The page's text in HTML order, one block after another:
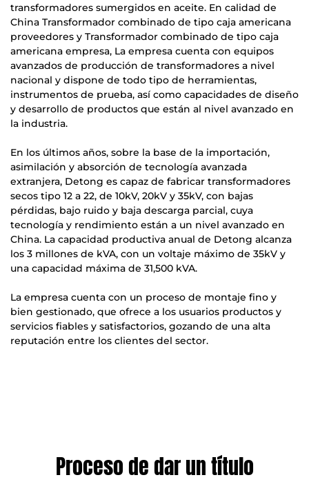
transformadores sumergidos en aceite. En calidad de
China Transformador combinado de tipo caja americana
proveedores y Transformador combinado de tipo caja
americana empresa, La empresa cuenta con equipos
avanzados de producción de transformadores a nivel
nacional y dispone de todo tipo de herramientas,
instrumentos de prueba, así como capacidades de diseño
y desarrollo de productos que están al nivel avanzado en
la industria.
En los últimos años, sobre la base de la importación,
asimilación y absorción de tecnología avanzada
extranjera, Detong es capaz de fabricar transformadores
secos tipo 12 a 22, de 10kV, 20kV y 35kV, con bajas
pérdidas, bajo ruido y baja descarga parcial, cuya
tecnología y rendimiento están a un nivel avanzado en
China. La capacidad productiva anual de Detong alcanza
los 3 millones de kVA, con un voltaje máximo de 35kV y
una capacidad máxima de 31,500 kVA.
La empresa cuenta con un proceso de montaje fino y
bien gestionado, que ofrece a los usuarios productos y
servicios fiables y satisfactorios, gozando de una alta
reputación entre los clientes del sector.
Proceso de dar un título